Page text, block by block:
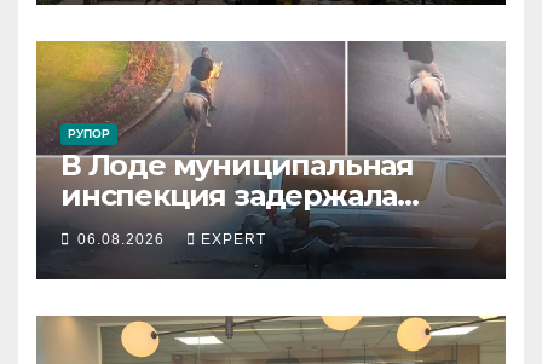
РУПОР
В Лоде муниципальная
инспекция задержала
подростка, устроившего
опасную скачку на лошади
по улицам города
06.08.2026 EXPERT